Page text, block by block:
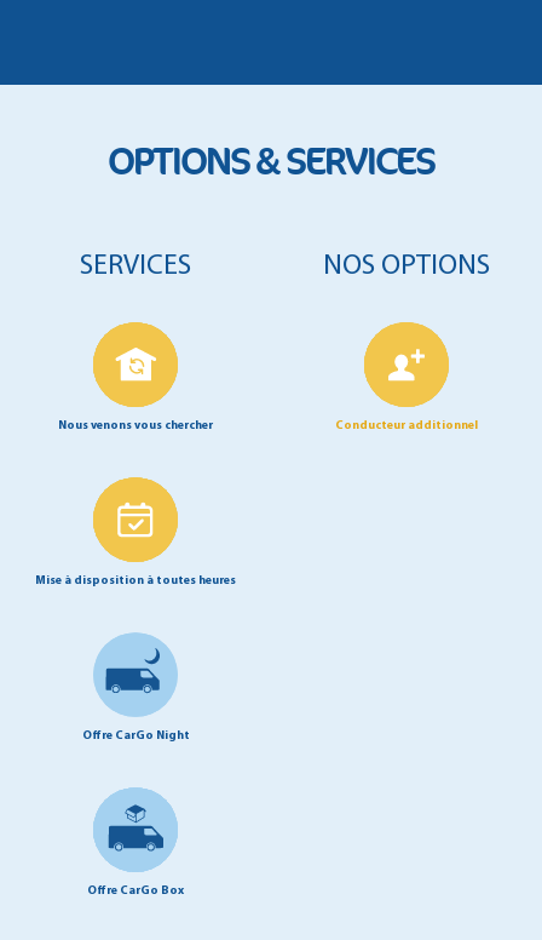
OPTIONS & SERVICES
SERVICES
Nous venons vous chercher
Mise à disposition à toutes heures
Offre CarGo Night
Offre CarGo Box
NOS OPTIONS
Conducteur additionnel